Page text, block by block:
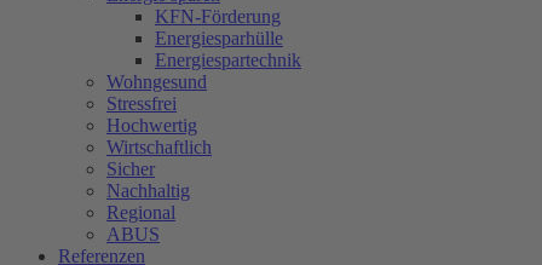
KFN-Förderung
Energiesparhülle
Energiespartechnik
Wohngesund
Stressfrei
Hochwertig
Wirtschaftlich
Sicher
Nachhaltig
Regional
ABUS
Referenzen